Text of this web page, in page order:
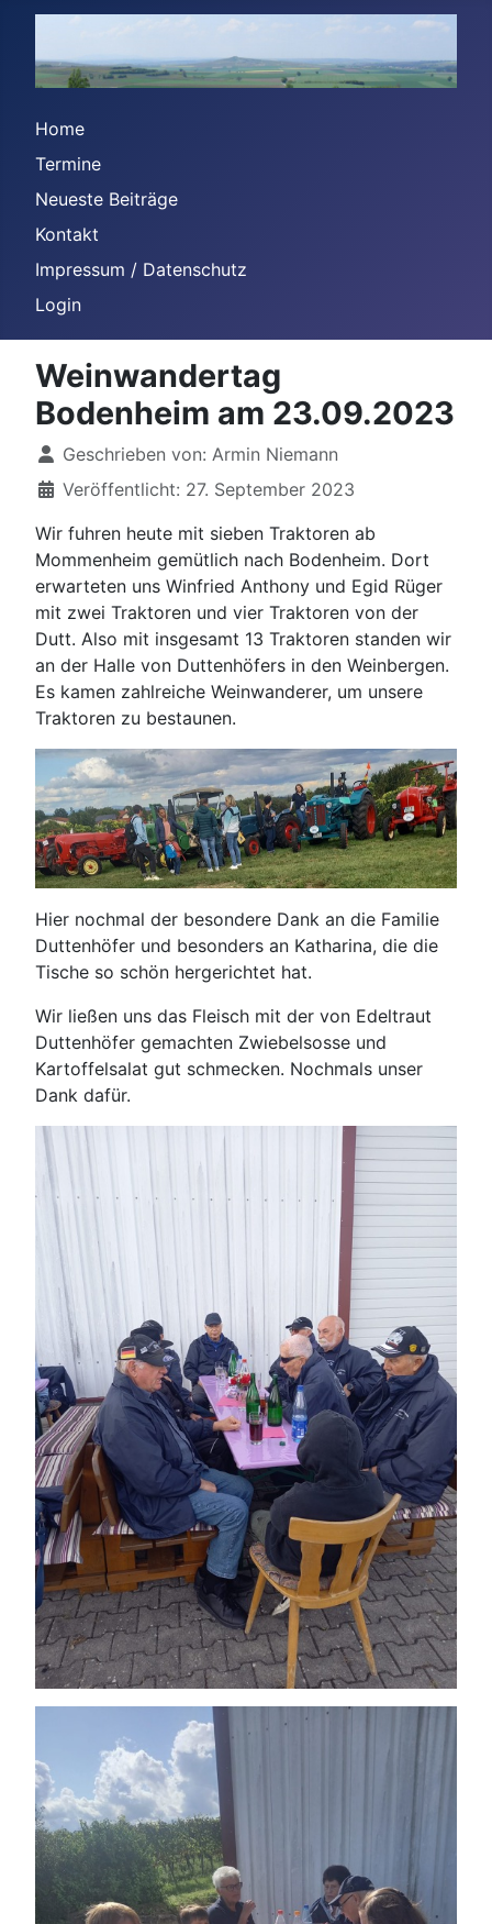
Home
Termine
Neueste Beiträge
Kontakt
Impressum / Datenschutz
Login
Weinwandertag
Bodenheim am 23.09.2023
DetailsGeschrieben von: Armin Niemann
Veröffentlicht: 27. September 2023
Wir fuhren heute mit sieben Traktoren ab
Mommenheim gemütlich nach Bodenheim. Dort
erwarteten uns Winfried Anthony und Egid Rüger
mit zwei Traktoren und vier Traktoren von der
Dutt. Also mit insgesamt 13 Traktoren standen wir
an der Halle von Duttenhöfers in den Weinbergen.
Es kamen zahlreiche Weinwanderer, um unsere
Traktoren zu bestaunen.
Hier nochmal der besondere Dank an die Familie
Duttenhöfer und besonders an Katharina, die die
Tische so schön hergerichtet hat.
Wir ließen uns das Fleisch mit der von Edeltraut
Duttenhöfer gemachten Zwiebelsosse und
Kartoffelsalat gut schmecken. Nochmals unser
Dank dafür.